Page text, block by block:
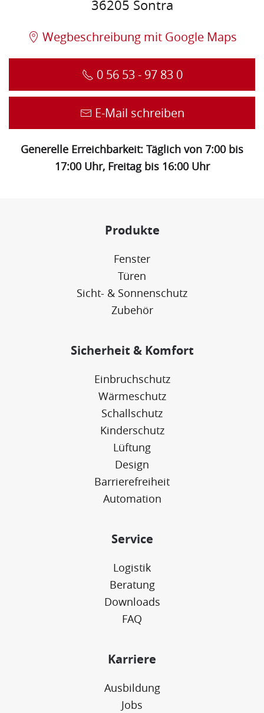
36205 Sontra
Wegbeschreibung mit Google Maps
0 56 53 - 97 83 0
E-Mail schreiben
Generelle Erreichbarkeit: Täglich von 7:00 bis
17:00 Uhr, Freitag bis 16:00 Uhr
Produkte
Fenster
Türen
Sicht- & Sonnenschutz
Zubehör
Sicherheit & Komfort
Einbruchschutz
Wärmeschutz
Schallschutz
Kinderschutz
Lüftung
Design
Barrierefreiheit
Automation
Service
Logistik
Beratung
Downloads
FAQ
Karriere
Ausbildung
Jobs